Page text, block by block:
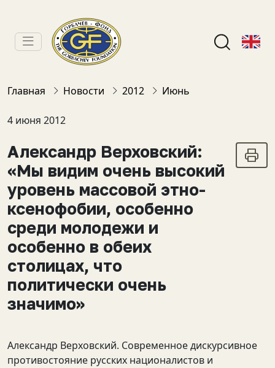
Главная Новости 2012 Июнь
4 июня 2012
Александр Верховский:
«Мы видим очень высокий
уровень массовой этно-
ксенофобии, особенно
среди молодежи и
особенно в обеих
столицах, что
политически очень
значимо»
Александр Верховский. Современное дискурсивное
противостояние русских националистов и